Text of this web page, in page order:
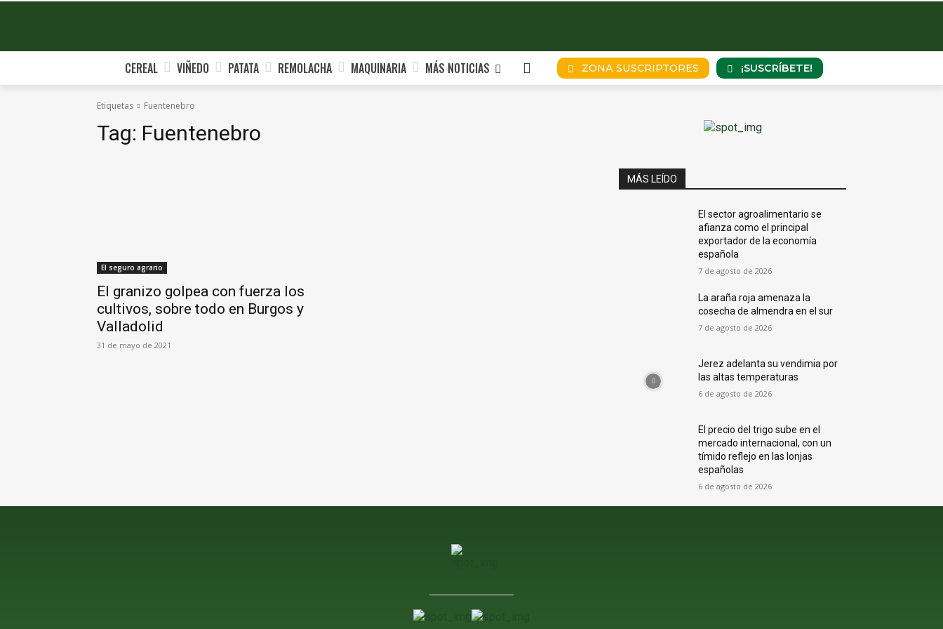
CEREAL VIÑEDO PATATA REMOLACHA MAQUINARIA MÁS NOTICIAS ZONA SUSCRIPTORES ¡SUSCRÍBETE!
Etiquetas Fuentenebro
Tag: Fuentenebro
El seguro agrario
El granizo golpea con fuerza los
cultivos, sobre todo en Burgos y
Valladolid
31 de mayo de 2021
MÁS LEÍDO
El sector agroalimentario se
afianza como el principal
exportador de la economía
española
7 de agosto de 2026
La araña roja amenaza la
cosecha de almendra en el sur
7 de agosto de 2026
Jerez adelanta su vendimia por
las altas temperaturas
6 de agosto de 2026
El precio del trigo sube en el
mercado internacional, con un
tímido reflejo en las lonjas
españolas
6 de agosto de 2026